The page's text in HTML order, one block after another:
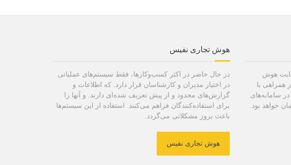
هوش
همراهی با
سامانه‌های
خواهد بود.
هوش تجاری نفیس
در حال حاضر در اکثر کسب‌وکارها، فقط سیستم‌های عملیاتی
در اختیار مدیران و کارشناسان قرار دارد. که اطلاعات و
گزارش‌های محدود و از پیش تعریف شده‌ای دارند. و آنها را
برای استفاده‌کنندگان فراهم می‌کنند. استفاده از این سیستم‌ها
باعث بروز مشکلاتی می‌گردد.
هوش تجاری نفیس